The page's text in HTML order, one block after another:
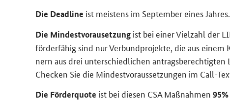
Die Deadline ist meis­tens im Sep­tem­ber eines Jah­res.
Die Min­dest­vor­au­set­zung ist bei einer Viel­zahl der
för­der­fä­hig sind nur Ver­bund­pro­jek­te, die aus
nern aus drei un­ter­schied­li­chen an­trags­be­rech­tig­ten
Che­cken Sie die Min­dest­vor­aus­set­zun­gen im Call-
Die För­der­quo­te ist bei die­sen CSA Maß­nah­men 95%